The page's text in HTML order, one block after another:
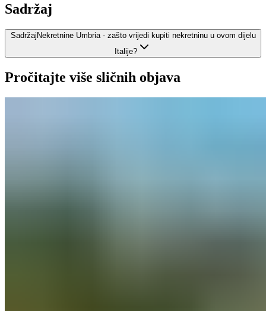
Sadržaj
Sadržaj Nekretnine Umbria - zašto vrijedi kupiti nekretninu u ovom dijelu
Italije?
Pročitajte više sličnih objava